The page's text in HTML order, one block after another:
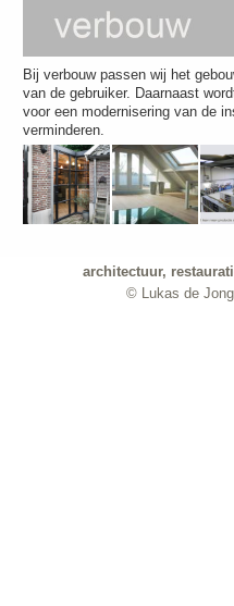
Bij verbouw passen wij het
van de gebruiker. Daarnaast
voor een modernisering van de
verminderen.
architectuur,
© Lukas de